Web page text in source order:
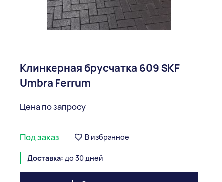
Клинкерная брусчатка 609 SKF
Umbra Ferrum
Цена по запросу
Под заказ В избранное
Доставка: до 30 дней